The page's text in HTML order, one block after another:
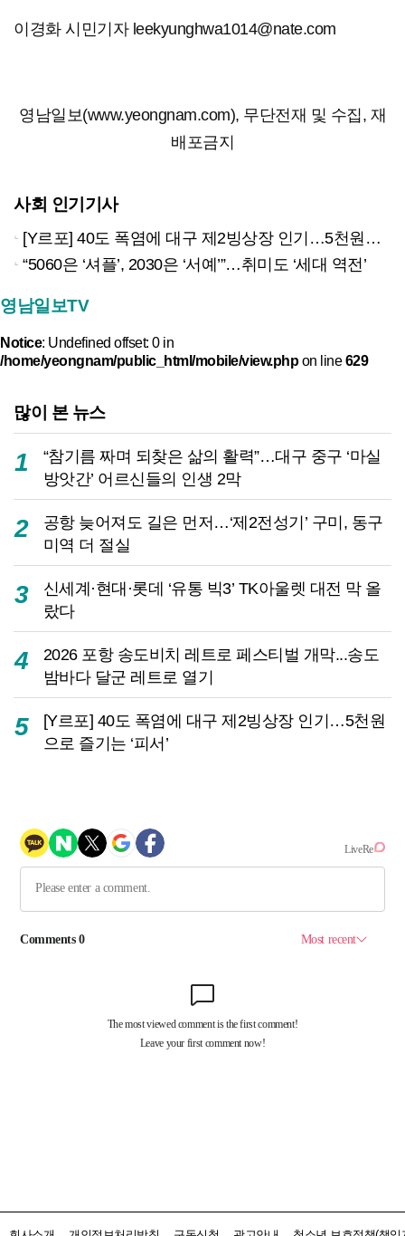
이경화 시민기자 leekyunghwa1014@nate.com
영남일보(www.yeongnam.com), 무단전재 및 수집, 재
배포금지
사회 인기기사
[Y르포] 40도 폭염에 대구 제2빙상장 인기…5천원으로 즐기는 ‘피서’
“5060은 ‘셔플’, 2030은 ‘서예’”…취미도 ‘세대 역전’
영남일보TV
Notice: Undefined offset: 0 in
/home/yeongnam/public_html/mobile/view.phpon line629
많이 본 뉴스
1
“참기름 짜며 되찾은 삶의 활력”…대구 중구 ‘마실
방앗간’ 어르신들의 인생 2막
2
공항 늦어져도 길은 먼저…‘제2전성기’ 구미, 동구
미역 더 절실
3
신세계·현대·롯데 ‘유통 빅3’ TK아울렛 대전 막 올
랐다
4
2026 포항 송도비치 레트로 페스티벌 개막...송도
밤바다 달군 레트로 열기
5
[Y르포] 40도 폭염에 대구 제2빙상장 인기…5천원
으로 즐기는 ‘피서’